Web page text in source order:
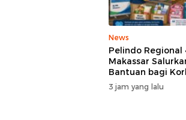
News
Pelindo Regional
Makassar
Bantuan bagi
Kebakaran Tallo
3 jam yang lalu